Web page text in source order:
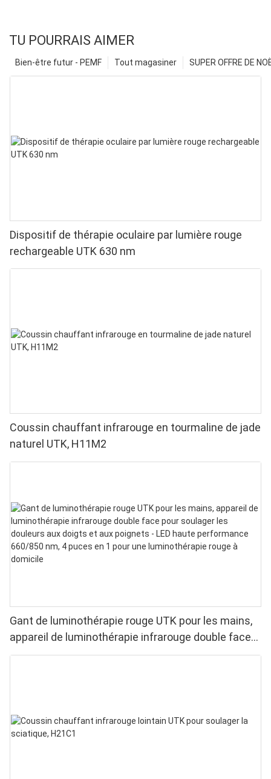
TU POURRAIS AIMER
SUPER OFFRE DE
Tout magasiner
Bien-être futur - PEMF
Dispositif de thérapie oculaire par lumière rouge
rechargeable UTK 630 nm
Coussin chauffant infrarouge en tourmaline de jade
naturel UTK, H11M2
Gant de luminothérapie rouge UTK pour les mains,
appareil de luminothérapie infrarouge double face
pour soulager les douleurs aux doigts et aux